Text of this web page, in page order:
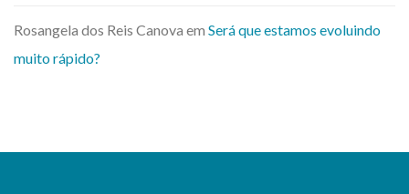
Rosangela dos Reis Canova em Será que estamos evoluindo
muito rápido?